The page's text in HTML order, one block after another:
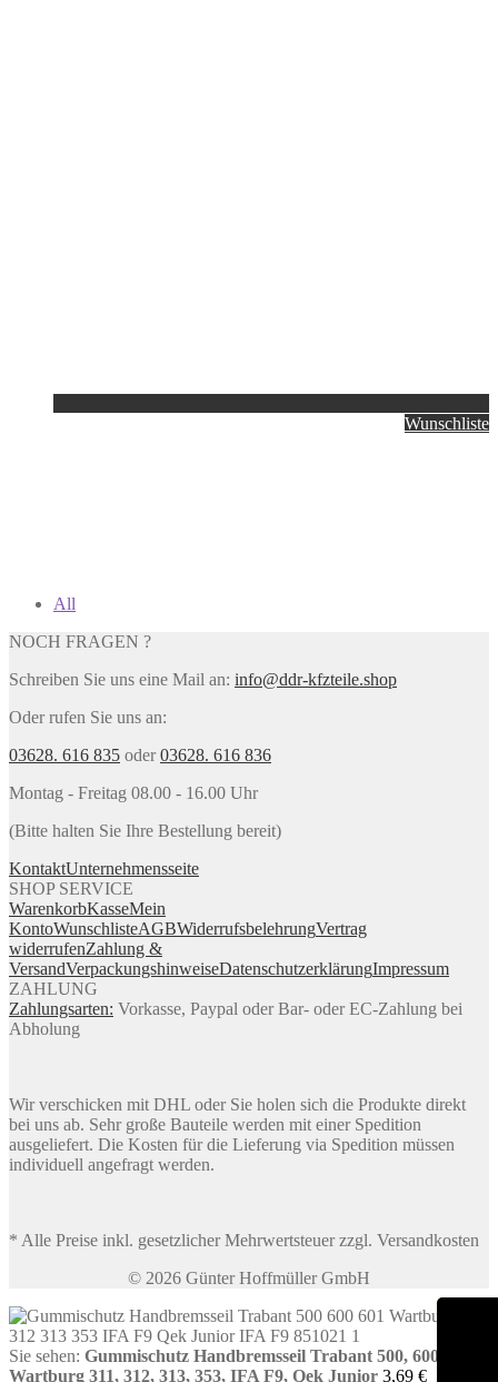
Wunschliste
All
NOCH FRAGEN ?
Schreiben Sie uns eine Mail an: info@ddr-kfzteile.shop
Oder rufen Sie uns an:
03628. 616 835 oder03628. 616 836
Montag - Freitag 08.00 - 16.00 Uhr
(Bitte halten Sie Ihre Bestellung bereit)
KontaktUnternehmensseite
SHOP SERVICE
WarenkorbKasseMein
KontoWunschlisteAGBWiderrufsbelehrungVertrag
widerrufenZahlung &
VersandVerpackungshinweiseDatenschutzerklärungImpressum
ZAHLUNG
Zahlungsarten: Vorkasse, Paypal oder Bar- oder EC-Zahlung bei
Abholung
Wir verschicken mit DHL oder Sie holen sich die Produkte direkt
bei uns ab. Sehr große Bauteile werden mit einer Spedition
ausgeliefert. Die Kosten für die Lieferung via Spedition müssen
individuell angefragt werden.
* Alle Preise inkl. gesetzlicher Mehrwertsteuer zzgl. Versandkosten
© 2026 Günter Hoffmüller GmbH
Sie sehen: Gummischutz Handbremsseil Trabant 500, 600, 601,
Wartburg 311, 312, 313, 353, IFA F9, Qek Junior 3,69 €